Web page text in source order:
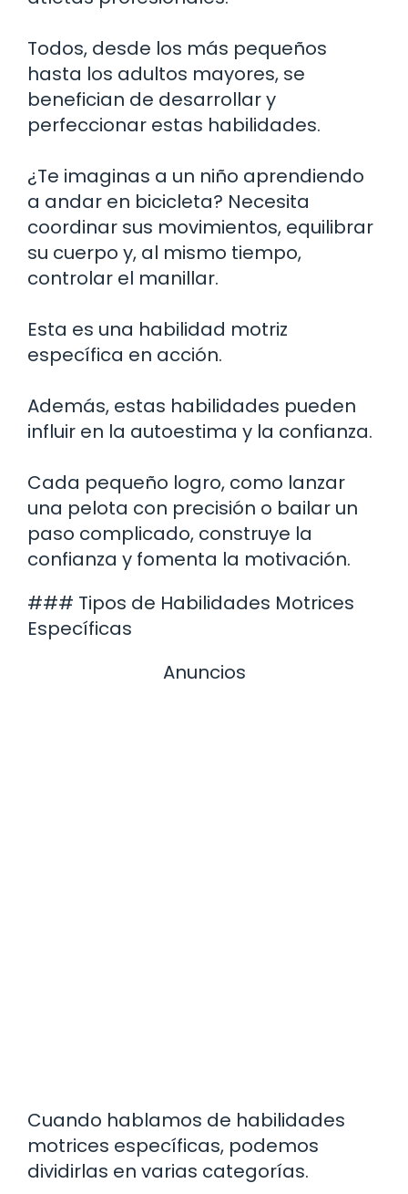
Todos, desde los más pequeños
hasta los adultos mayores, se
benefician de desarrollar y
perfeccionar estas habilidades.
¿Te imaginas a un niño aprendiendo
a andar en bicicleta? Necesita
coordinar sus movimientos, equilibrar
su cuerpo y, al mismo tiempo,
controlar el manillar.
Esta es una habilidad motriz
específica en acción.
Además, estas habilidades pueden
influir en la autoestima y la confianza.
Cada pequeño logro, como lanzar
una pelota con precisión o bailar un
paso complicado, construye la
confianza y fomenta la motivación.
### Tipos de Habilidades Motrices
Específicas
Anuncios
Cuando hablamos de habilidades
motrices específicas, podemos
dividirlas en varias categorías.